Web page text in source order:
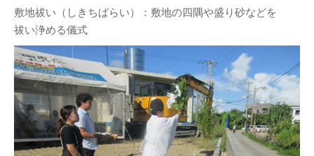
敷地祓い（しきちばらい）：敷地の四隅や盛り砂などを
祓い浄める儀式